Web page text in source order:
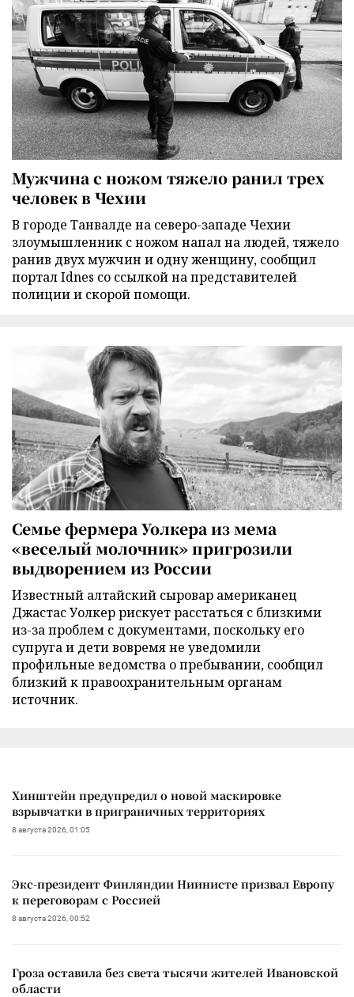
Мужчина с ножом тяжело ранил трех
человек в Чехии
В городе Танвалде на северо-западе Чехии
злоумышленник с ножом напал на людей, тяжело
ранив двух мужчин и одну женщину, сообщил
портал Idnes со ссылкой на представителей
полиции и скорой помощи.
Семье фермера Уолкера из мема
«веселый молочник» пригрозили
выдворением из России
Известный алтайский сыровар американец
Джастас Уолкер рискует расстаться с близкими
из-за проблем с документами, поскольку его
супруга и дети вовремя не уведомили
профильные ведомства о пребывании, сообщил
близкий к правоохранительным органам
источник.
Хинштейн предупредил о новой маскировке
взрывчатки в приграничных территориях
8 августа 2026, 01:05
Экс-президент Финляндии Ниинисте призвал Европу
к переговорам с Россией
8 августа 2026, 00:52
Гроза оставила без света тысячи жителей Ивановской
области